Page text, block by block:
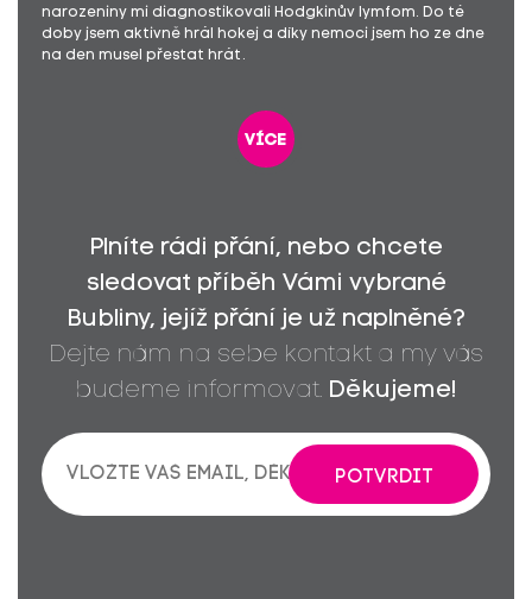
narozeniny mi diagnostikovali Hodgkinův lymfom. Do té
doby jsem aktivně hrál hokej a díky nemoci jsem ho ze dne
na den musel přestat hrát.
více
Plníte rádi přání, nebo chcete
sledovat příběh Vámi vybrané
Bubliny, jejíž přání je už naplněné?
Dejte nám na sebe kontakt a my vás
budeme informovat. Děkujeme!
POTVRDIT